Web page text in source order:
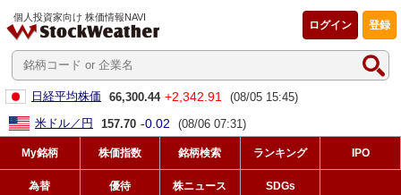
個人投資家向け 株価情報NAVI
登録
ログイン
日経平均株価 66,300.44 +2,342.91
(08/05 15:45)
米ドル／円
157.70 -0.02 (08/06 07:31)
My銘柄 株価指数 銘柄検索 ランキング IPO
為替 優待 株ニュース SDGs